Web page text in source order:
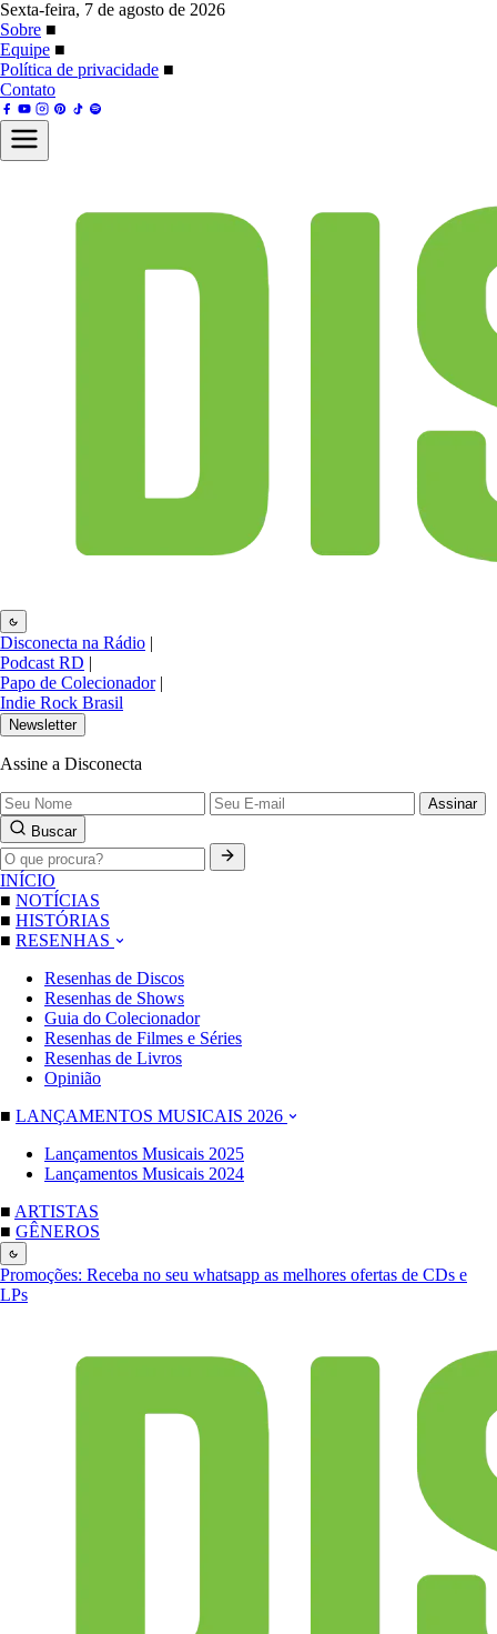
Sexta-feira, 7 de agosto de 2026
Sobre ■
Equipe ■
Política de privacidade ■
Contato
Disconecta na Rádio |
Podcast RD |
Papo de Colecionador |
Indie Rock Brasil
Newsletter
Assine a Disconecta
Assinar
Buscar
INÍCIO
■ NOTÍCIAS
■ HISTÓRIAS
■ RESENHAS
Resenhas de Discos
Resenhas de Shows
Guia do Colecionador
Resenhas de Filmes e Séries
Resenhas de Livros
Opinião
■ LANÇAMENTOS MUSICAIS 2026
Lançamentos Musicais 2025
Lançamentos Musicais 2024
■ ARTISTAS
■ GÊNEROS
Promoções: Receba no seu whatsapp as melhores ofertas de CDs e
LPs